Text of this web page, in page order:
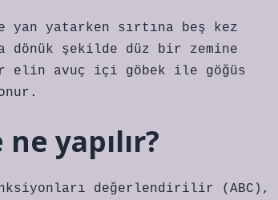
yatarken sırtına beş kez
dönük şekilde düz bir zemine
elin avuç içi göbek ile göğüs
yapılır?
değerlendirilir (ABC),